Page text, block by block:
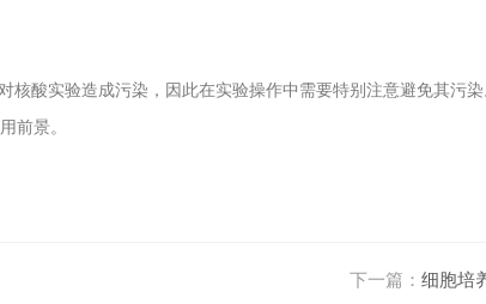
核酸实验造成污染，因此在实验操作中需要特别注意避免其污
前景。
下一篇： 细胞培